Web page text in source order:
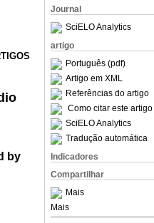
Journal
SciELO Analytics
artigo
Português (pdf)
Artigo em XML
Referências do artigo
Como citar este artigo
SciELO Analytics
Tradução automática
Indicadores
Compartilhar
Mais
Mais
by